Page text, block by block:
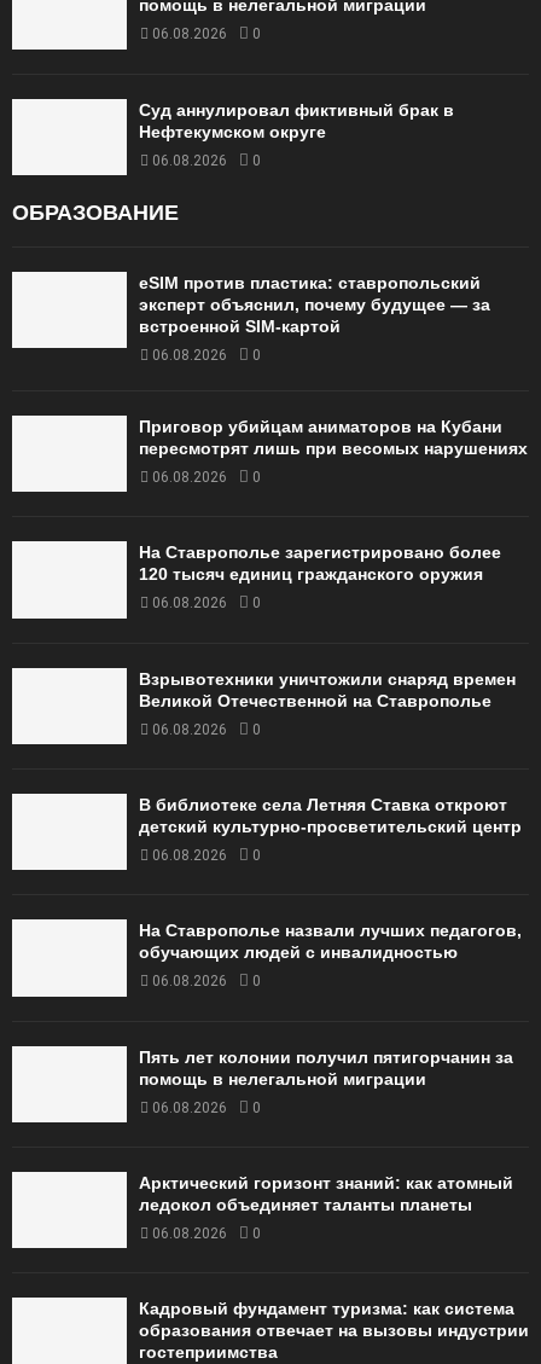
помощь в нелегальной миграции
06.08.2026 0
Суд аннулировал фиктивный брак в
Нефтекумском округе
06.08.2026 0
ОБРАЗОВАНИЕ
eSIM против пластика: ставропольский
эксперт объяснил, почему будущее — за
встроенной SIM-картой
06.08.2026 0
Приговор убийцам аниматоров на Кубани
пересмотрят лишь при весомых нарушениях
06.08.2026 0
На Ставрополье зарегистрировано более
120 тысяч единиц гражданского оружия
06.08.2026 0
Взрывотехники уничтожили снаряд времен
Великой Отечественной на Ставрополье
06.08.2026 0
В библиотеке села Летняя Ставка откроют
детский культурно-просветительский центр
06.08.2026 0
На Ставрополье назвали лучших педагогов,
обучающих людей с инвалидностью
06.08.2026 0
Пять лет колонии получил пятигорчанин за
помощь в нелегальной миграции
06.08.2026 0
Арктический горизонт знаний: как атомный
ледокол объединяет таланты планеты
06.08.2026 0
Кадровый фундамент туризма: как система
образования отвечает на вызовы индустрии
гостеприимства